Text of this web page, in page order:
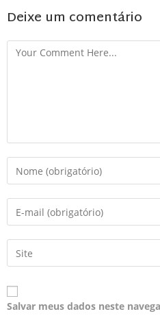
Deixe um comentário
Salvar meus dados neste